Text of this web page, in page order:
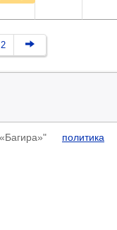
2
«Багира»" политика